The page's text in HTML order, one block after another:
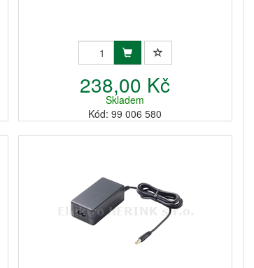
238,00 Kč
Skladem
Kód: 99 006 580